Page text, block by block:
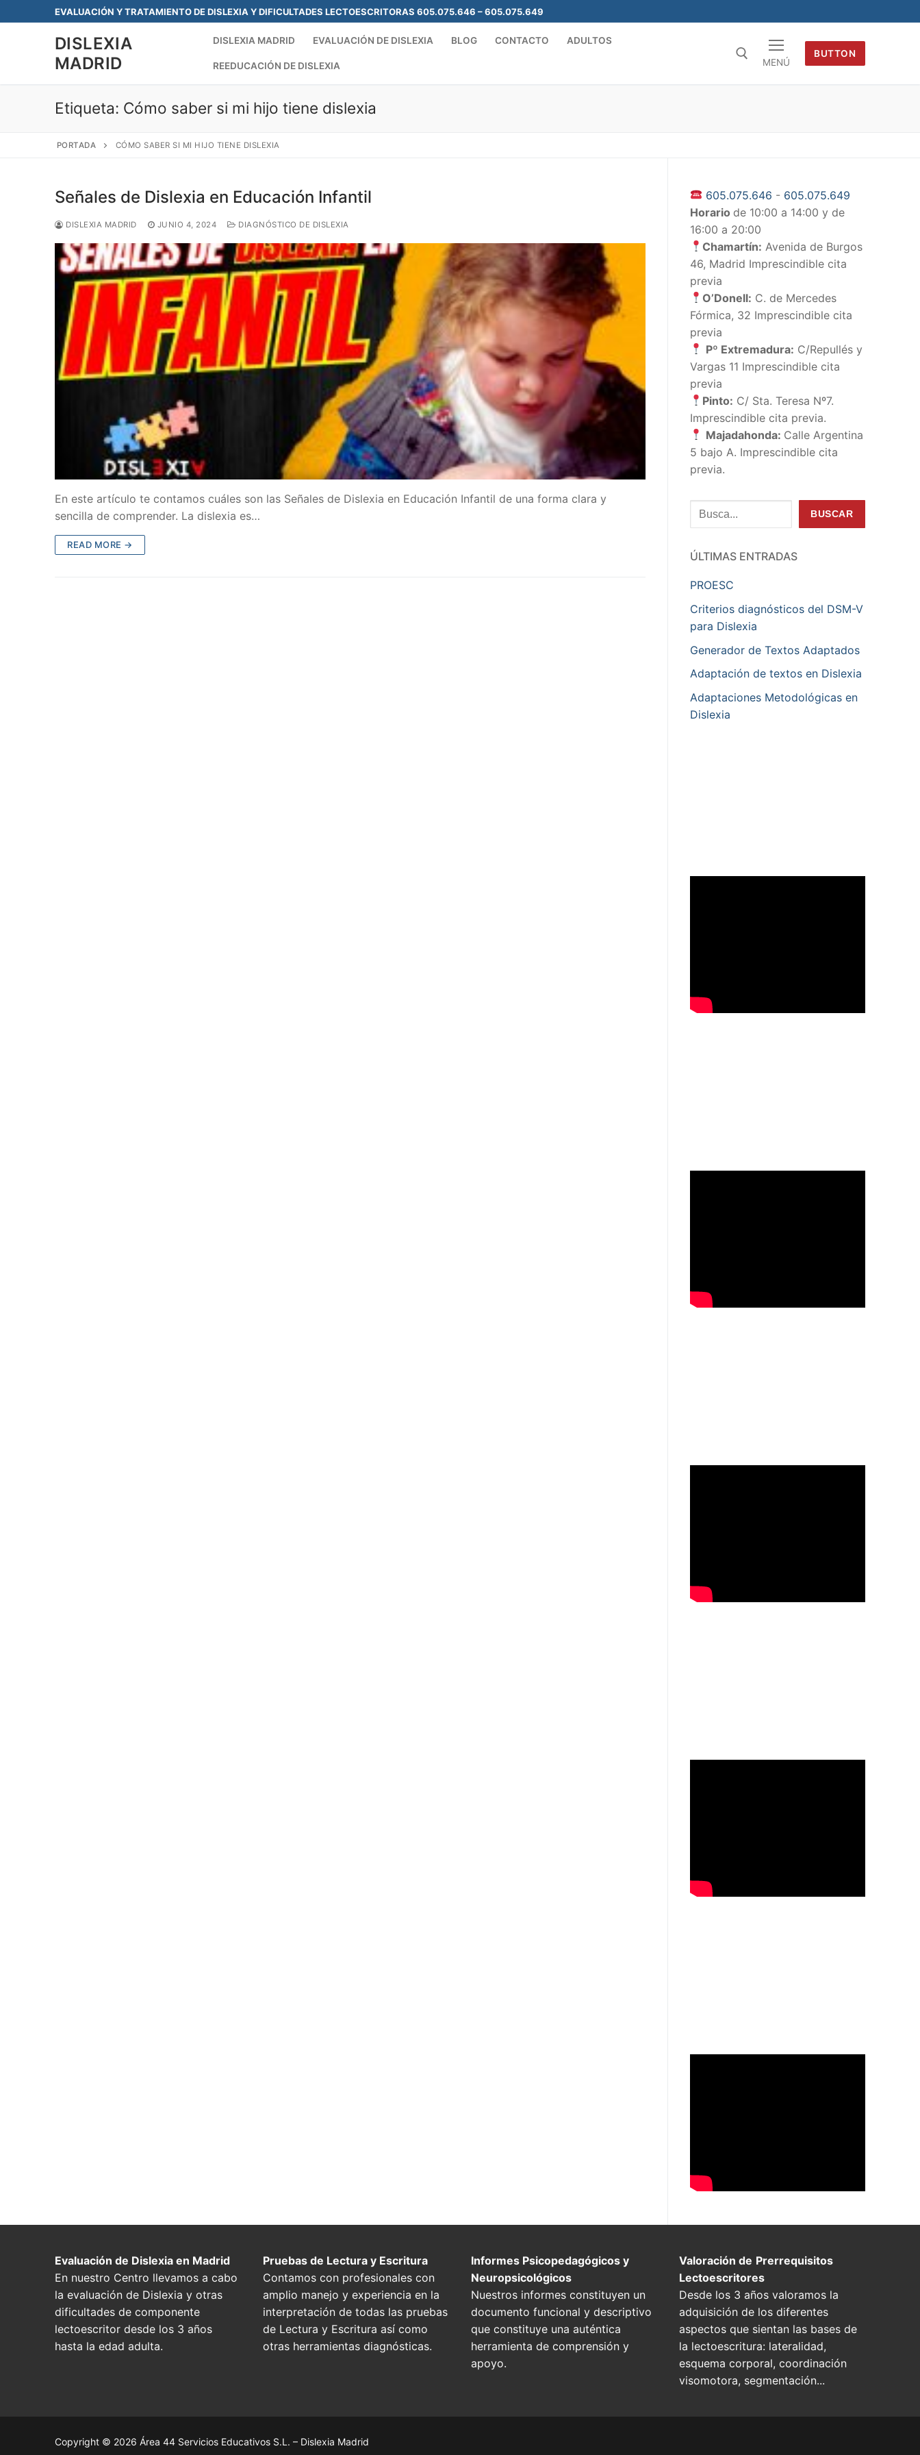
al
EVALUACIÓN Y TRATAMIENTO DE DISLEXIA Y DIFICULTADES LECTOESCRITORAS 605.075.646 – 605.075.649
DISLEXIA
MADRID
DISLEXIA MADRID EVALUACIÓN DE DISLEXIA BLOG CONTACTO ADULTOS
REEDUCACIÓN DE DISLEXIA MENÚ
BUTTON
Etiqueta: Cómo saber si mi hijo tiene dislexia
PORTADA CÓMO SABER SI MI HIJO TIENE DISLEXIA
Señales de Dislexia en Educación Infantil
DISLEXIA MADRID JUNIO 4, 2024 DIAGNÓSTICO DE DISLEXIA
En este artículo te contamos cuáles son las Señales de Dislexia en Educación Infantil de una forma clara y
sencilla de comprender. La dislexia es…
READ MORE →
605.075.646 - 605.075.649
Horario de 10:00 a 14:00 y de
16:00 a 20:00
Chamartín: Avenida de Burgos
46, Madrid Imprescindible cita
previa
O’Donell: C. de Mercedes
Fórmica, 32 Imprescindible cita
previa
Pº Extremadura: C/Repullés y
Vargas 11 Imprescindible cita
previa
Pinto: C/ Sta. Teresa Nº7.
Imprescindible cita previa.
Majadahonda: Calle Argentina
5 bajo A. Imprescindible cita
previa.
Buscar BUSCAR
ÚLTIMAS ENTRADAS
PROESC
Criterios diagnósticos del DSM-V
para Dislexia
Generador de Textos Adaptados
Adaptación de textos en Dislexia
Adaptaciones Metodológicas en
Dislexia
Evaluación de Dislexia en Madrid
En nuestro Centro llevamos a cabo
la evaluación de Dislexia y otras
dificultades de componente
lectoescritor desde los 3 años
hasta la edad adulta.
Pruebas de Lectura y Escritura
Contamos con profesionales con
amplio manejo y experiencia en la
interpretación de todas las pruebas
de Lectura y Escritura así como
otras herramientas diagnósticas.
Informes Psicopedagógicos y
Neuropsicológicos
Nuestros informes constituyen un
documento funcional y descriptivo
que constituye una auténtica
herramienta de comprensión y
apoyo.
Valoración de Prerrequisitos
Lectoescritores
Desde los 3 años valoramos la
adquisición de los diferentes
aspectos que sientan las bases de
la lectoescritura: lateralidad,
esquema corporal, coordinación
visomotora, segmentación...
Copyright © 2026 Área 44 Servicios Educativos S.L. – Dislexia Madrid